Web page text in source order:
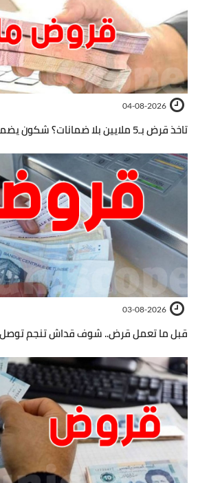
04-08-2026
تاخذ قرض بـ5 ملايين بلا ضمانات؟ شكون يضمن حق البنك؟
03-08-2026
قبل ما تعمل قرض.. شوف قداش تنجم توصل